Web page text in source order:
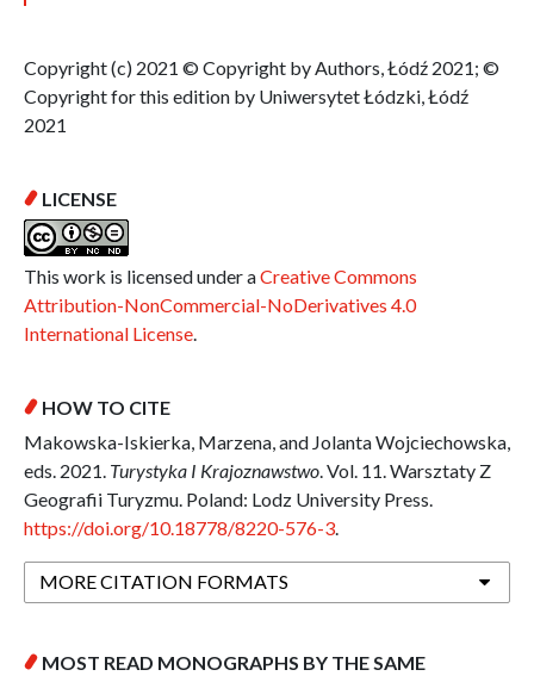
Copyright (c) 2021 © Copyright by Authors, Łódź 2021; ©
Copyright for this edition by Uniwersytet Łódzki, Łódź
2021
LICENSE
This work is licensed under aCreative Commons
Attribution-NonCommercial-NoDerivatives 4.0
International License
HOW TO CITE
Makowska-Iskierka, Marzena, and Jolanta Wojciechowska,
eds. 2021. Turystyka I Krajoznawstwo . Vol. 11. Warsztaty Z
Geografii Turyzmu. Poland: Lodz University Press.
https://doi.org/10.18778/8220-576-3
MORE CITATION FORMATS
MOST READ MONOGRAPHS BY THE SAME